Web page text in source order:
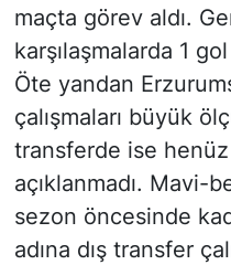
maçta görev aldı.
karşılaşmalarda 1
Öte yandan
çalışmaları büyük
transferde ise
açıklanmadı. Mavi-
sezon öncesinde
adına dış transfer